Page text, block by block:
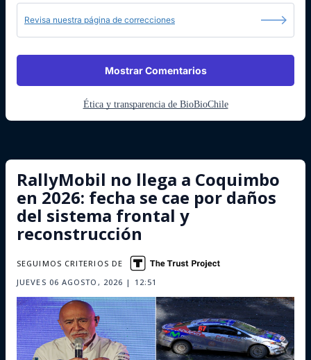
Revisa nuestra página de correcciones
Mostrar Comentarios
Ética y transparencia de BioBioChile
RallyMobil no llega a Coquimbo
en 2026: fecha se cae por daños
del sistema frontal y
reconstrucción
JUEVES 06 AGOSTO, 2026 | 12:51
SEGUIMOS CRITERIOS DE